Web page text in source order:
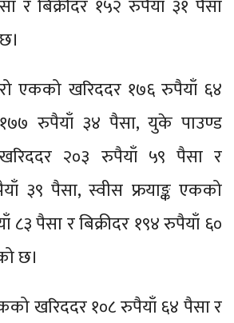
र बिक्रीदर १५२ रुपैयाँ ३१ पैसा
एकको खरिददर १७६ रुपैयाँ ६४
१७७ रुपैयाँ ३४ पैसा, युके पाउण्ड
२०३ रुपैयाँ ५९ पैसा र
३९ पैसा, स्वीस फ्रयाङ्क एकको
८३ पैसा र बिक्रीदर १९४ रुपैयाँ ६०
छ।
खरिददर १०८ रुपैयाँ ६४ पैसा र